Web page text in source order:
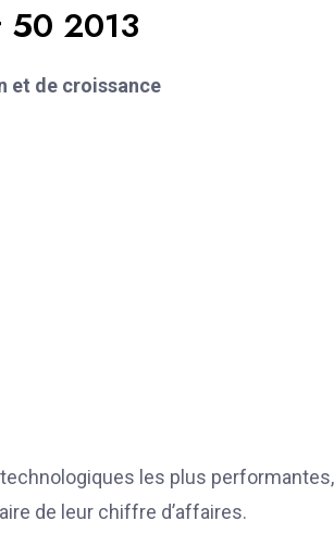
50 2013
et de croissance
les plus performantes,
de leur chiffre d’affaires.